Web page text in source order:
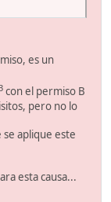
es un
con el permiso B
pero no lo
se aplique este
esta causa...